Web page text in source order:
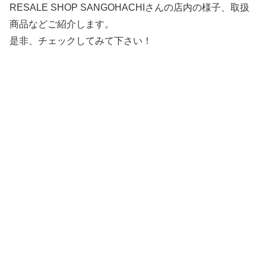
RESALE SHOP SANGOHACHIさんの店内の様子、取扱
商品などご紹介します。
是非、チェックしてみて下さい！